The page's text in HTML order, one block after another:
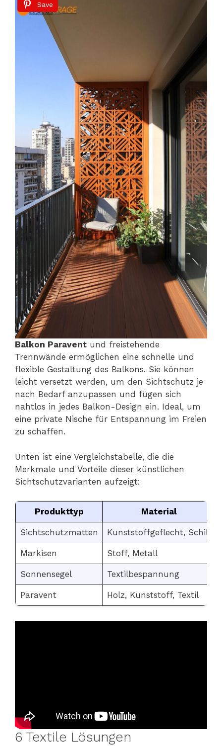
Save
Balkon Paravent und freistehende
Trennwände ermöglichen eine schnelle und
flexible Gestaltung des Balkons. Sie können
leicht versetzt werden, um den Sichtschutz je
nach Bedarf anzupassen und fügen sich
nahtlos in jedes Balkon-Design ein. Ideal, um
eine private Nische für Entspannung im Freien
zu schaffen.
Unten ist eine Vergleichstabelle, die die
Merkmale und Vorteile dieser künstlichen
Sichtschutzvarianten aufzeigt:
Produkttyp Material
Sichtschutzmatten Kunststoffgeflecht, Schilf
Markisen Stoff, Metall
Sonnensegel Textilbespannung
Paravent Holz, Kunststoff, Textil
6 Textile Lösungen